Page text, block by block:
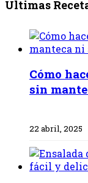
Últimas
Cómo
sin
22 abril, 2025